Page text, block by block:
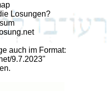
Losungen?
auch im Format:
9.7.2023"